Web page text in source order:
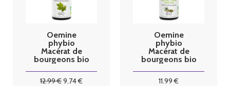
Oemine
phybio
Macérat de
bourgeons bio
12.99€9.74€
Oemine
phybio
Macérat de
bourgeons bio
11.99 €